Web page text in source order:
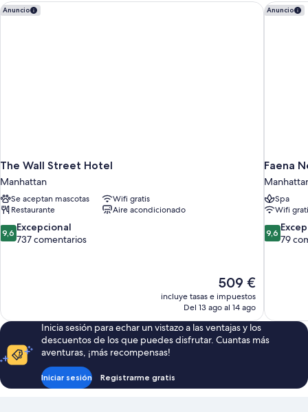
Anuncio
The Wall Street Hotel
Manhattan
Se aceptan mascotas
Wifi gratis
Restaurante
Aire acondicionado
9.6
sobre
9,6 Excepcional
737 comentarios
El
precio
actual
de
509 €
509 €
incluye tasas e impuestos
Del 13 ago al 14 ago
The Wall Street Hotel Anuncio
Faena
Spa
Wifi
9.6
sobre
9,6
79
Faena
Inicia sesión para echar un vistazo a las ventajas y los
descuentos de los que puedes disfrutar. Cuantas más
aventuras, ¡más recompensas!
Iniciar sesión Registrarme gratis